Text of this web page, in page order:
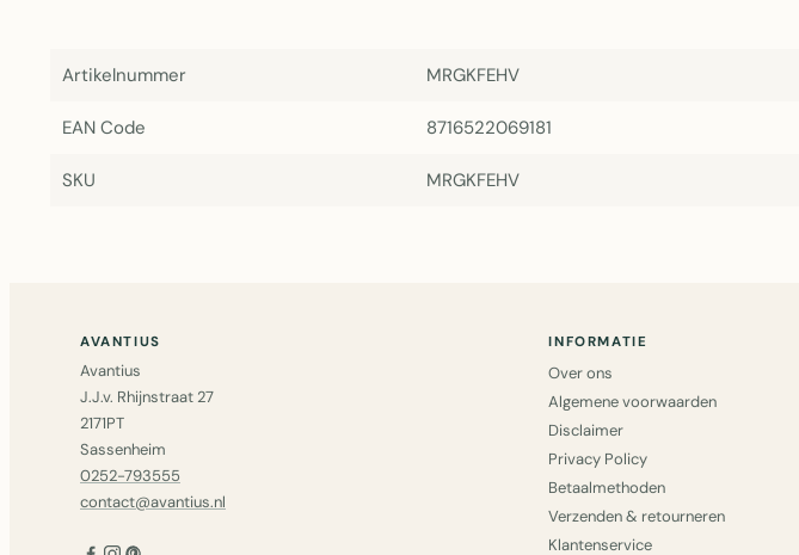
Artikelnummer MRGKFEHV
EAN Code 8716522069181
SKU MRGKFEHV
AVANTIUS
Avantius
J.J.v. Rhijnstraat 27
2171PT
Sassenheim
0252-793555
contact@avantius.nl
INFORMATIE
Over ons
Algemene voorwaarden
Disclaimer
Privacy Policy
Betaalmethoden
Verzenden & retourneren
Klantenservice